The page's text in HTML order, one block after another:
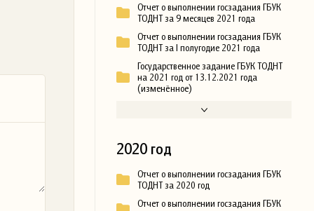
Отчет о выполнении госзадания ГБУК
ТОДНТ за 9 месяцев 2021 года
Отчет о выполнении госзадания ГБУК
ТОДНТ за I полугодие 2021 года
Государственное задание ГБУК ТОДНТ
на 2021 год от 13.12.2021 года
(изменённое)
2020 год
Отчет о выполнении госзадания ГБУК
ТОДНТ за 2020 год
Отчет о выполнении госзадания ГБУК